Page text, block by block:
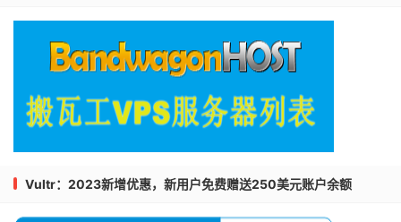
Vultr：2023新增优惠，新用户免费赠送250美元账户余额